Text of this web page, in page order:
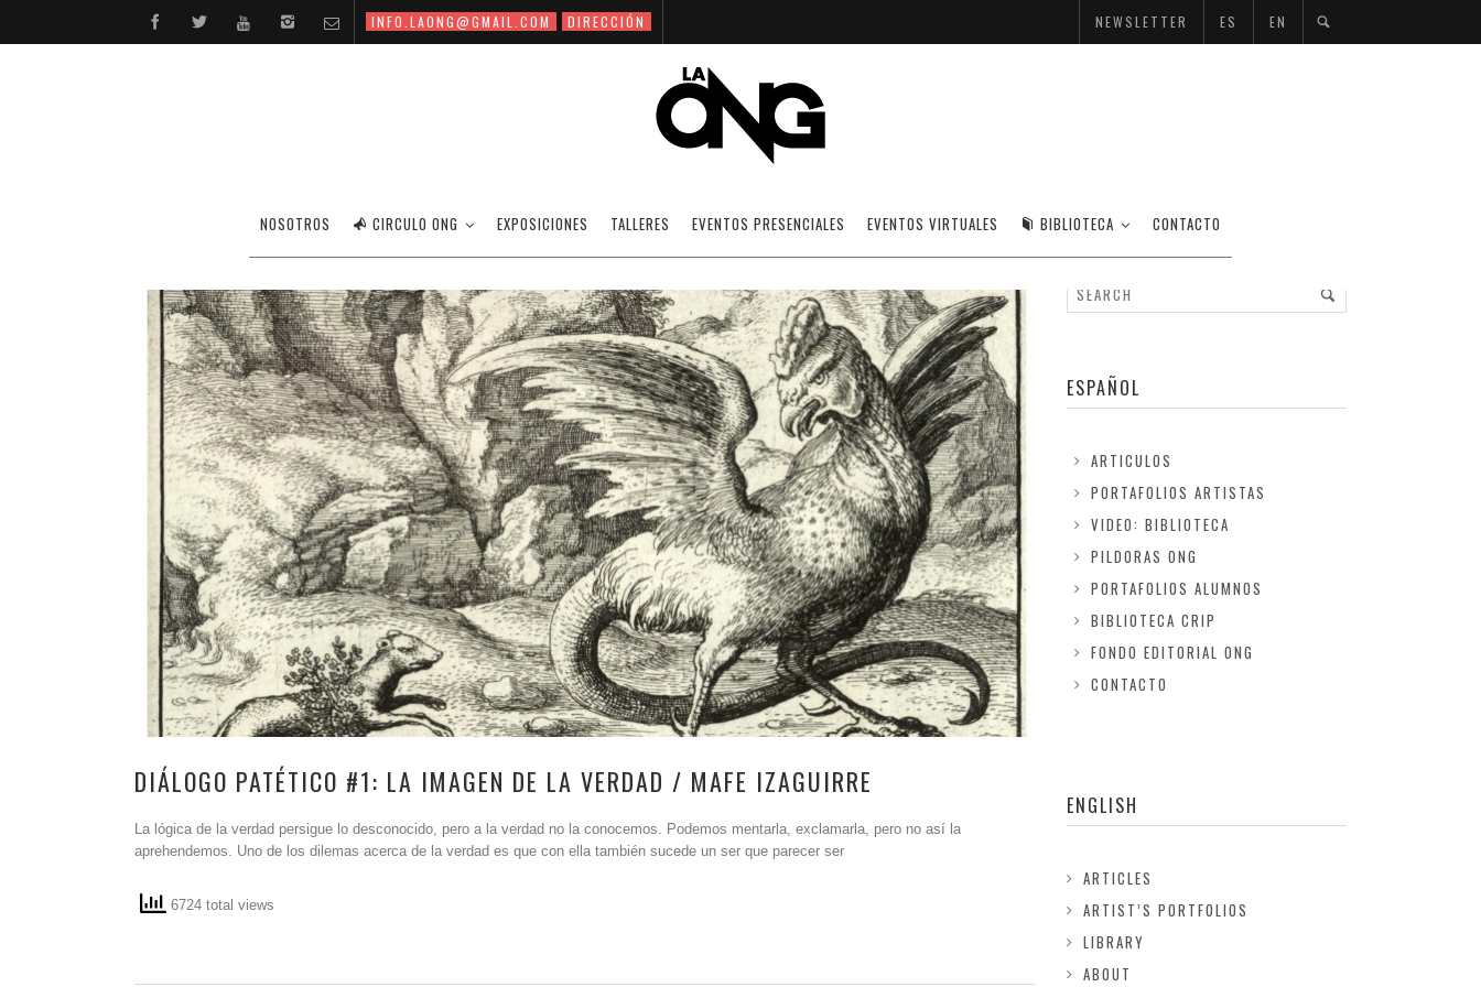
INFO.LAONG@GMAIL.COM DIRECCIÓN NEWSLETTER ES EN
NOSOTROS CIRCULO ONG EXPOSICIONES TALLERES EVENTOS PRESENCIALES EVENTOS VIRTUALES BIBLIOTECA CONTACTO
ENSAYOS VISUALES
DIÁLOGO PATÉTICO #1: LA IMAGEN DE LA VERDAD / MAFE IZAGUIRRE
La lógica de la verdad persigue lo desconocido, pero a la verdad no la conocemos. Podemos mentarla, exclamarla, pero no así la
aprehendemos. Uno de los dilemas acerca de la verdad es que con ella también sucede un ser que parecer ser
6724 total views
ESPAÑOL
ARTICULOS
PORTAFOLIOS ARTISTAS
VIDEO: BIBLIOTECA
PILDORAS ONG
PORTAFOLIOS ALUMNOS
BIBLIOTECA CRIP
FONDO EDITORIAL ONG
CONTACTO
ENGLISH
ARTICLES
ARTIST’S PORTFOLIOS
LIBRARY
ABOUT